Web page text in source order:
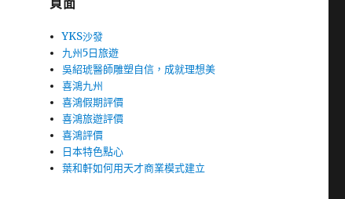
頁面
YKS沙發
九州5日旅遊
吳紹琥醫師雕塑自信，成就理想美
喜鴻九州
喜鴻假期評價
喜鴻旅遊評價
喜鴻評價
日本特色點心
葉和軒如何用天才商業模式建立